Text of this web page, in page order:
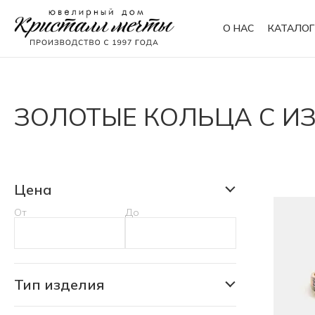
О НАС КАТАЛОГ
ЗОЛОТЫЕ КОЛЬЦА С
Цена
От До
Тип изделия